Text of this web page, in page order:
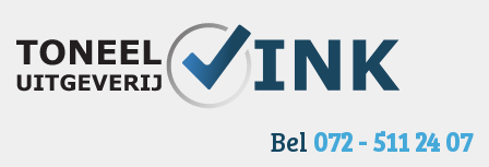
Bel 072 - 511 24 07